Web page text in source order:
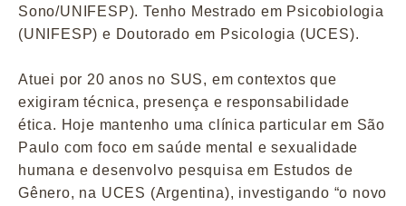
Sono/UNIFESP). Tenho Mestrado em Psicobiologia
(UNIFESP) e Doutorado em Psicologia (UCES).
Atuei por 20 anos no SUS, em contextos que
exigiram técnica, presença e responsabilidade
ética. Hoje mantenho uma clínica particular em São
Paulo com foco em saúde mental e sexualidade
humana e desenvolvo pesquisa em Estudos de
Gênero, na UCES (Argentina), investigando “o novo